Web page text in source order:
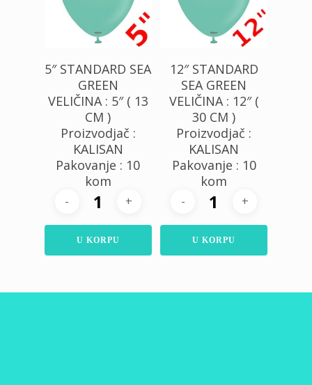
5″ STANDARD SEA
GREEN
VELIČINA : 5″ ( 13
CM )
Proizvodjač :
KALISAN
Pakovanje : 10
kom
U KORPU
12″ STANDARD
SEA GREEN
VELIČINA : 12″ (
30 CM )
Proizvodjač :
KALISAN
Pakovanje : 10
kom
U KORPU